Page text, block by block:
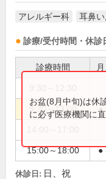
アレルギー科 耳鼻
診療/受付時間・休診
診療時間 月
9:30～13:00 ●
15:00～18:00 ●
お盆(8月中旬)は休
に必ず医療機関に
休診日: 日、祝